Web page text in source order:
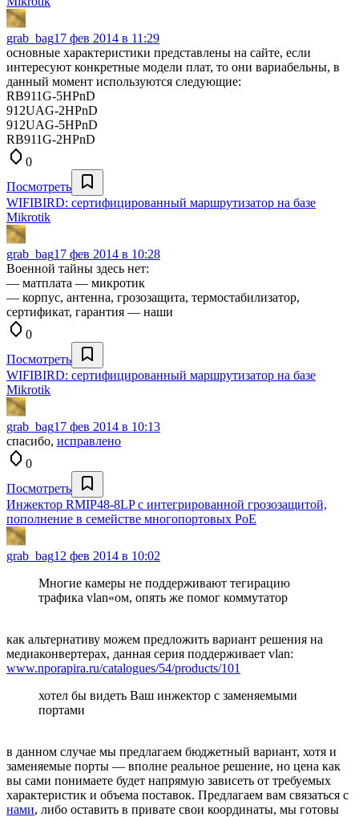
grab_bag17 фев 2014 в 11:29
основные характеристики представлены на сайте, если
интересуют конкретные модели плат, то они вариабельны, в
данный момент используются следующие:
RB911G-5HPnD
912UAG-2HPnD
912UAG-5HPnD
RB911G-2HPnD
0
Посмотреть
WIFIBIRD: сертифицированный маршрутизатор на базе
Mikrotik
grab_bag17 фев 2014 в 10:28
Военной тайны здесь нет:
— матплата — микротик
— корпус, антенна, грозозащита, термостабилизатор,
сертификат, гарантия — наши
0
Посмотреть
WIFIBIRD: сертифицированный маршрутизатор на базе
Mikrotik
grab_bag17 фев 2014 в 10:13
спасибо, исправлено
0
Посмотреть
Инжектор RMIP48-8LP с интегрированной грозозащитой,
пополнение в семействе многопортовых PoE
grab_bag12 фев 2014 в 10:02
Многие камеры не поддерживают тегирацию
трафика vlan«ом, опять же помог коммутатор
как альтернативу можем предложить вариант решения на
медиаконвертерах, данная серия поддерживает vlan:
www.nporapira.ru/catalogues/54/products/101
хотел бы видеть Ваш инжектор с заменяемыми
портами
в данном случае мы предлагаем бюджетный вариант, хотя и
заменяемые порты — вполне реальное решение, но цена как
вы сами понимаете будет напрямую зависеть от требуемых
характеристик и объема поставок. Предлагаем вам связаться с
нами, либо оставить в привате свои координаты, мы готовы